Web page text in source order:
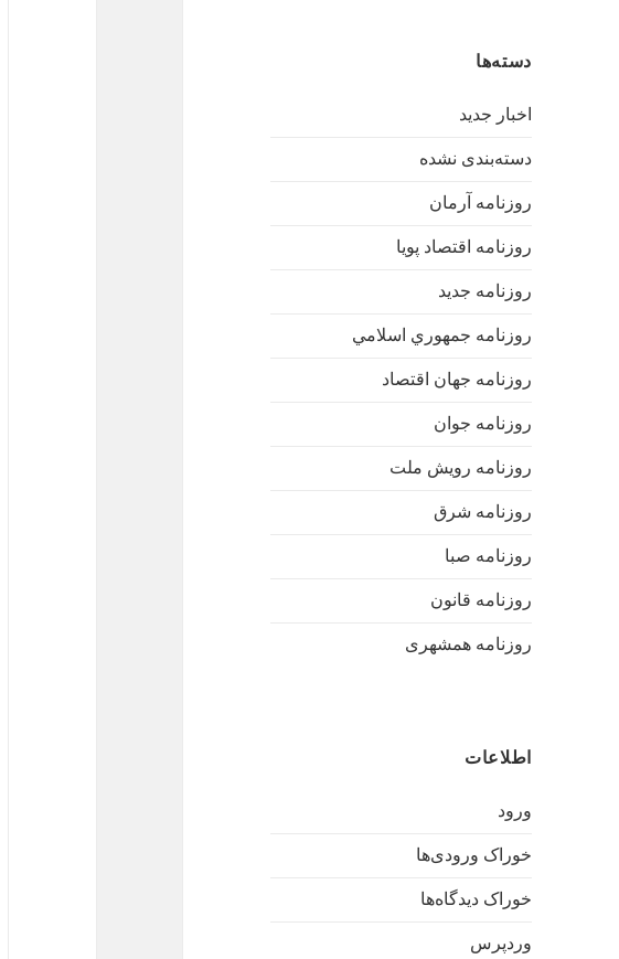
دسته‌ها
اخبار جدید
دسته‌بندی نشده
روزنامه آرمان
روزنامه اقتصاد پویا
روزنامه جدید
روزنامه جمهوري اسلامي
روزنامه جهان اقتصاد
روزنامه جوان
روزنامه رویش ملت
روزنامه شرق
روزنامه صبا
روزنامه قانون
روزنامه همشهری
اطلاعات
ورود
خوراک ورودی‌ها
خوراک دیدگاه‌ها
وردپرس